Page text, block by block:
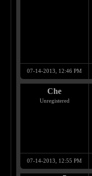
07-14-2013, 12:46 PM
Che
Unregistered
07-14-2013, 12:55 PM